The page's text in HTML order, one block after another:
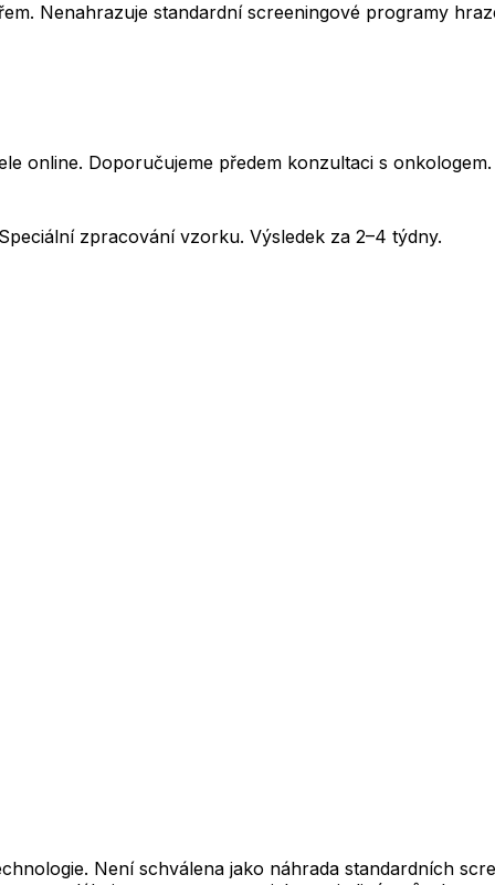
Nenahrazuje standardní screeningové programy
online. Doporučujeme předem konzultaci s onkologem.
zpracování vzorku. Výsledek za 2–4 týdny.
Není schválena jako náhrada standardních